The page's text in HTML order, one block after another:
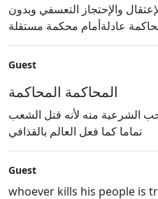
والإحتجاز التعسفي وبدون
عادلةأمام محكمة مستقلة
Guest
المحاكمة المحاكمة
الشرعية منه لأنه قتل الشعب
تماما كما فعل العالم بالقذافي
Guest
whoever kills his people is